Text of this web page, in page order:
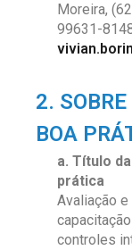
Moreira,
99631-
2.
BOA
a. Título da
prática
Avaliação e
controles